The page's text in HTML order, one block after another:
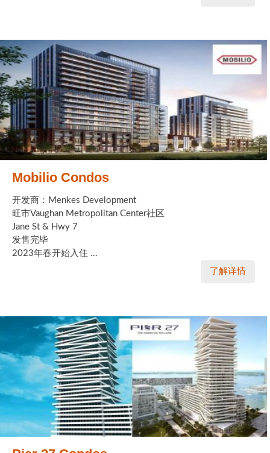
Mobilio Condos
开发商：Menkes Development
旺市Vaughan Metropolitan Center社区
Jane St & Hwy 7
发售完毕
2023年春开始入住 ...
了解详情